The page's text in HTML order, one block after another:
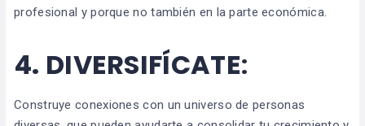
profesional y porque no también en la parte económica.
4. DIVERSIFÍCATE:
Construye conexiones con un universo de personas